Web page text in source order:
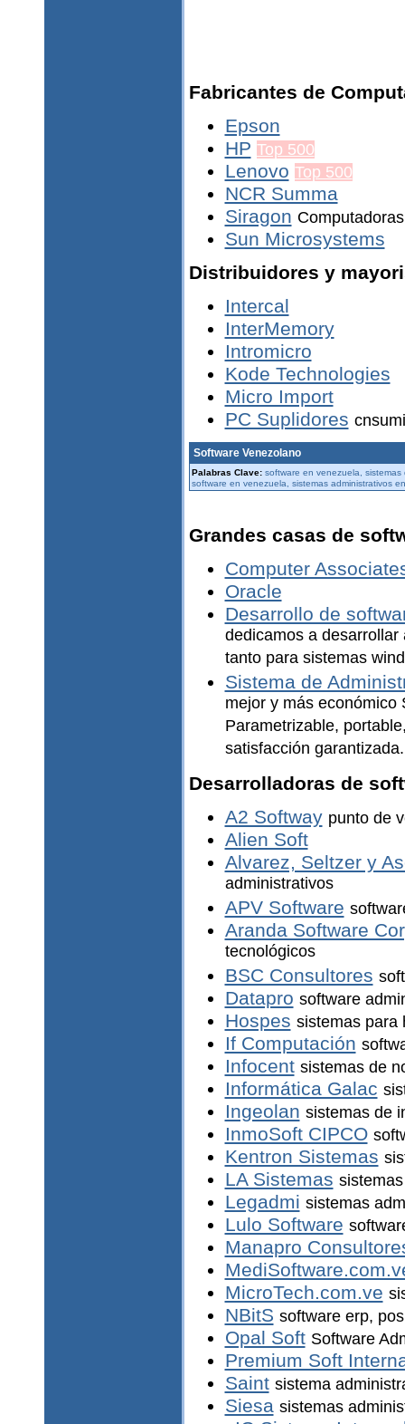
Fabricantes de
Epson
HP Top 500
Lenovo Top 500
NCR Summa
Siragon
Sun Microsystems
Distribuidores y
Intercal
InterMemory
Intromicro
Kode Technologies
Micro Import
PC Suplidores
Software Venezolano
Palabras Clave: software en venezuela,
software en venezuela, sistemas administrativos
Grandes casas de
Computer
Oracle
Desarrollo de
dedicamos a
tanto para sistemas
Sistema de
mejor y más económico
Parametrizable,
satisfacción garantizada.
Desarrolladoras de
A2 Softway punto de
Alien Soft
Alvarez, Seltzer y
administrativos
APV Software
Aranda Software
tecnológicos
BSC Consultores
Datapro software
Hospes sistemas para
If Computación
Infocent sistemas de
Informática Galac
Ingeolan sistemas de
InmoSoft CIPCO
Kentron Sistemas
LA Sistemas
Legadmi sistemas
Lulo Software
Manapro
MicroTech.com.ve
NBitS software erp,
Opal Soft Software
Premium Soft
Saint sistema
Siesa sistemas